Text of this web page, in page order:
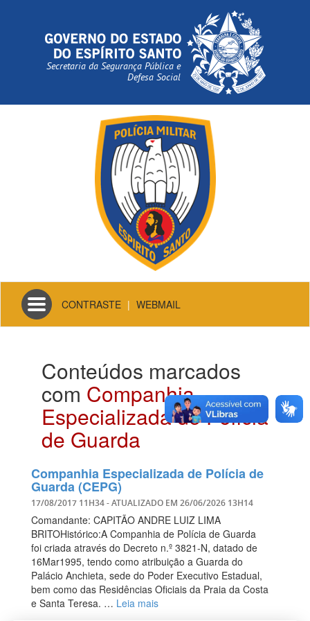
Secretaria da Segurança Pública e
Defesa Social
Toggle
navigation
CONTRASTE | WEBMAIL
Conteúdos marcados
com Companhia
Especializada de Polícia
de Guarda
Companhia Especializada de Polícia de
Guarda (CEPG)
17/08/2017 11H34- ATUALIZADO EM 26/06/2026 13H14
Comandante: CAPITÃO ANDRE LUIZ LIMA
BRITOHistórico:A Companhia de Polícia de Guarda
foi criada através do Decreto n.º 3821-N, datado de
16Mar1995, tendo como atribuição a Guarda do
Palácio Anchieta, sede do Poder Executivo Estadual,
bem como das Residências Oficiais da Praia da Costa
e Santa Teresa. … Leia mais